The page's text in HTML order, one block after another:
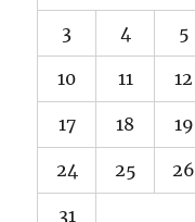
3 4 5
10 11 12
17 18 19
24 25 26
31